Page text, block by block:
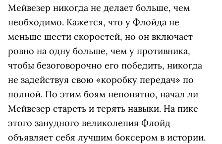
Мейвезер никогда не делает больше, чем
необходимо. Кажется, что у Флойда не
меньше шести скоростей, но он включает
ровно на одну больше, чем у противника,
чтобы безоговорочно его победить, никогда
не задействуя свою «коробку передач» по
полной. По этим боям непонятно, начал ли
Мейвезер стареть и терять навыки. На пике
этого занудного великолепия Флойд
объявляет себя лучшим боксером в истории.